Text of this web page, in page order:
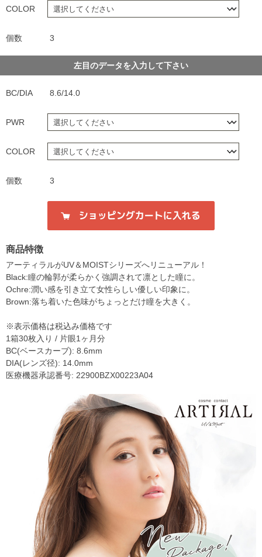
COLOR
個数 3
左目のデータを入力して下さい
BC/DIA 8.6/14.0
PWR
COLOR
個数 3
商品特徴
アーティラルがUV＆MOISTシリーズへリニューアル！
Black:瞳の輪郭が柔らかく強調されて凛とした瞳に。
Ochre:潤い感を引き立て女性らしい優しい印象に。
Brown:落ち着いた色味がちょっとだけ瞳を大きく。
※表示価格は税込み価格です
1箱30枚入り / 片眼1ヶ月分
BC(ベースカーブ): 8.6mm
DIA(レンズ径): 14.0mm
医療機器承認番号: 22900BZX00223A04